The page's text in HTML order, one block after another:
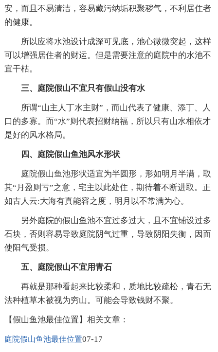
安，而且不易清洁，容易藏污纳垢积聚秽气，不利居住者
的健康。
所以应将水池设计成深可见底，池心微微突起，这样
可以增强居住者的财运。但是需要注意的庭院中的水池不
宜干枯。
三、庭院假山不宜只有假山没有水
所谓“山主人丁水主财”，而山代表了健康、添丁、人
口的多寡。而“水”则代表招财纳福，所以只有山水相依才
是好的风水格局。
四、庭院假山鱼池风水形状
庭院假山鱼池形状适宜为半圆形，形如明月半满，取
其“月盈则亏”之意，宅主以此处住，期待着不断进取。正
如古人云:大海有真能容之度，明月以不常满为心。
另外庭院的假山鱼池不宜过多过大，且不宜铺设过多
石块，否则容易导致庭院阴气过重，导致阴阳失衡，因而
使阳气受损。
五、庭院假山不宜用青石
再就是那种看起来比较柔和，质地比较疏松，青石无
法种植草木被视为穷山。可能会导致钱财不聚。
【假山鱼池最佳位置】相关文章：
庭院假山鱼池最佳位置07-17